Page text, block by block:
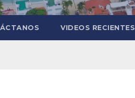
VIDEOS RECIENTES